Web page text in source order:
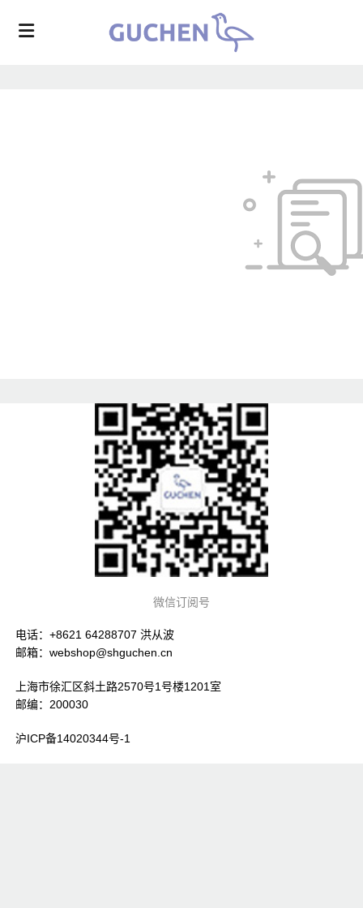
微信订阅号
电话：+8621 64288707 洪从波
邮箱：webshop@shguchen.cn
上海市徐汇区斜土路2570号1号楼1201室
邮编：200030
沪ICP备14020344号-1